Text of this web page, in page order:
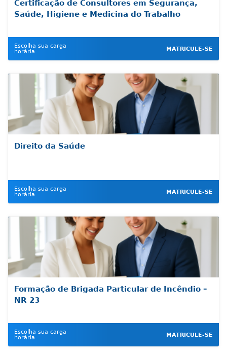
Certificação de Consultores em Segurança,
Saúde, Higiene e Medicina do Trabalho
Escolha sua carga
horária
MATRICULE-SE
Direito da Saúde
Escolha sua carga
horária
MATRICULE-SE
Formação de Brigada Particular de Incêndio –
NR 23
Escolha sua carga
horária
MATRICULE-SE